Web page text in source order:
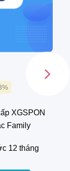
XGSPON
Family
12 tháng